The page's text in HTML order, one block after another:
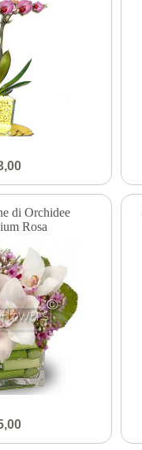
di Orchidee
Rosa